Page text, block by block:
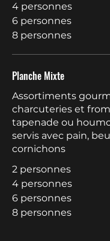
4 personnes
6 personnes
8 personnes
Planche Mixte
Assortiments
charcuteries et
tapenade ou
servis avec pain,
cornichons
2 personnes
4 personnes
6 personnes
8 personnes